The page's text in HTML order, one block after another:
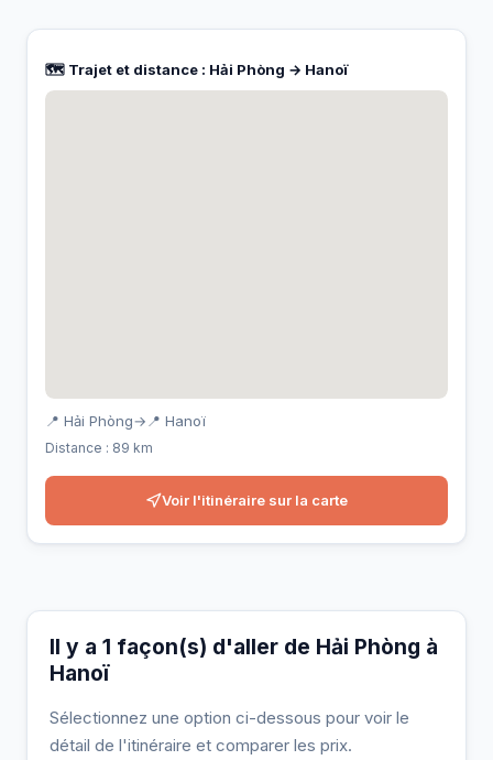
🗺️ Trajet et distance : Hải Phòng → Hanoï
📍 Hải Phòng→ 📍 Hanoï
Distance : 89 km
Voir l'itinéraire sur la carte
Il y a 1 façon(s) d'aller de Hải Phòng à
Hanoï
Sélectionnez une option ci-dessous pour voir le
détail de l'itinéraire et comparer les prix.